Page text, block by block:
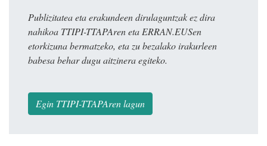
Publizitatea eta erakundeen dirulaguntzak ez dira
nahikoa TTIPI-TTAPAren eta ERRAN.EUSen
etorkizuna bermatzeko, eta zu bezalako irakurleen
babesa behar dugu aitzinera egiteko.
Egin TTIPI-TTAPAren lagun